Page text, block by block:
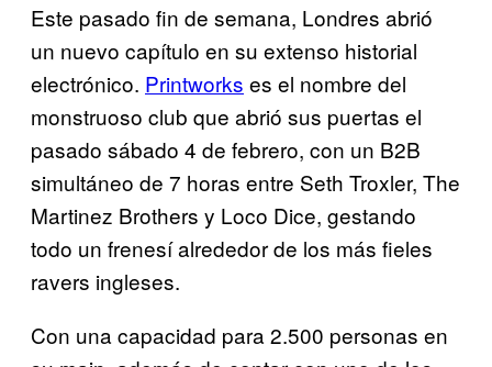
Este pasado fin de semana, Londres abrió
un nuevo capítulo en su extenso historial
electrónico. Printworks es el nombre del
monstruoso club que abrió sus puertas el
pasado sábado 4 de febrero, con un B2B
simultáneo de 7 horas entre Seth Troxler, The
Martinez Brothers y Loco Dice, gestando
todo un frenesí alrededor de los más fieles
ravers ingleses.
Con una capacidad para 2.500 personas en